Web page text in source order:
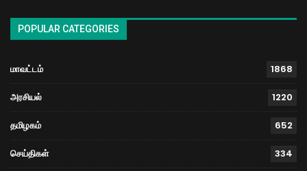
POPULAR CATEGORIES
மாவட்டம் 1868
அரசியல் 1220
தமிழகம் 652
செய்திகள் 334